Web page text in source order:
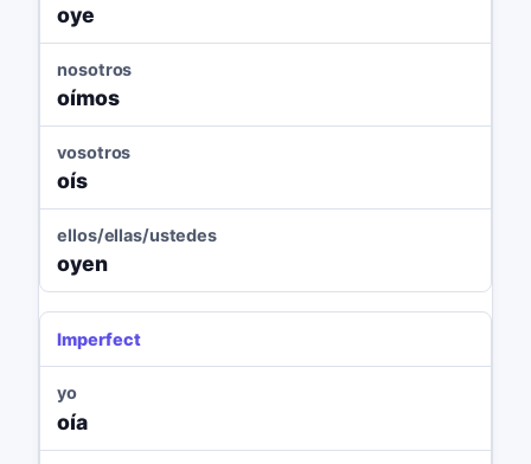
oye
nosotros
oímos
vosotros
oís
ellos/ellas/ustedes
oyen
Imperfect
yo
oía